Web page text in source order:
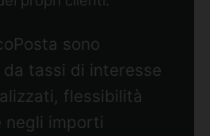
sono
tassi di interesse
flessibilità
negli importi